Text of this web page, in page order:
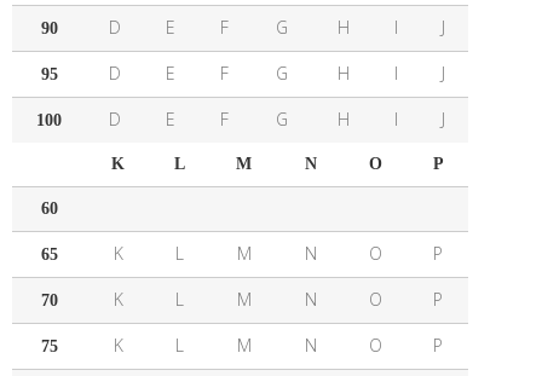
90 D E F G H I J
95 D E F G H I J
100 D E F G H I J
K L M N O P
60
65 K L M N O P
70 K L M N O P
75 K L M N O P